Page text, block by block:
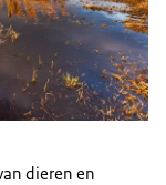
dieren en